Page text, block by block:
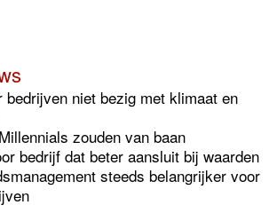
bedrijven niet bezig met klimaat en
zouden van baan
bedrijf dat beter aansluit bij waarden
steeds belangrijker voor